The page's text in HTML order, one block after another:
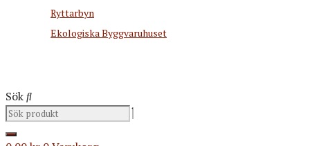
Ryttarbyn
Ekologiska Byggvaruhuset
Sök